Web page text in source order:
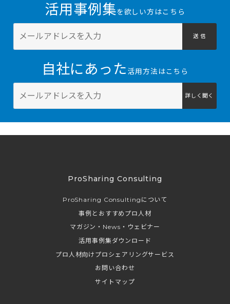
活用事例集を欲しい方はこちら
送 信
自社にあった 活用方法はこちら
詳しく聞く
ProSharing Consulting
ProSharing Consultingについて
事例とおすすめプロ人材
マガジン・News・ウェビナー
活用事例集ダウンロード
プロ人材向けプロシェアリングサービス
お問い合わせ
サイトマップ